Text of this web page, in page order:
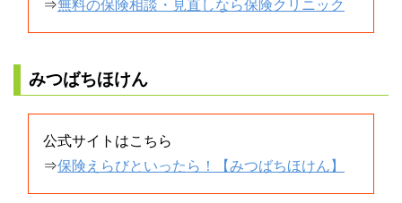
⇒無料の保険相談・見直しなら保険クリニック
みつばちほけん
公式サイトはこちら
⇒保険えらびといったら！【みつばちほけん】